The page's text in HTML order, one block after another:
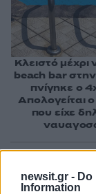
newsit.gr - Do
Information
Κλειστό μέχρι
beach bar
πνίγηκε ο
Απολογείται ο
που είχε